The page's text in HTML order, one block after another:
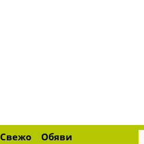
Свежо Обяви